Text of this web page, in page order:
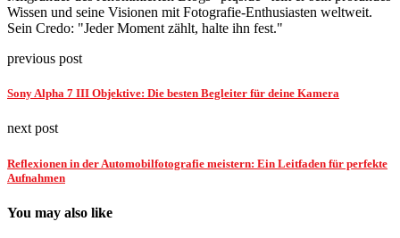
Wissen und seine Visionen mit Fotografie-Enthusiasten weltweit.
Sein Credo: "Jeder Moment zählt, halte ihn fest."
previous post
Sony Alpha 7 III Objektive: Die besten Begleiter für deine Kamera
next post
Reflexionen in der Automobilfotografie meistern: Ein Leitfaden für perfekte
Aufnahmen
You may also like